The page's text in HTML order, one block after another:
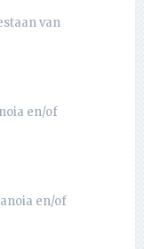
van
en/of
en/of